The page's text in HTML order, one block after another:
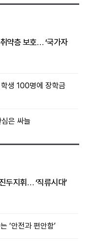
약층 보호… ‘국가자
생 100명에 장학금
은 싸늘
두지휘… ‘직류시대’
‘안전과 편안함’